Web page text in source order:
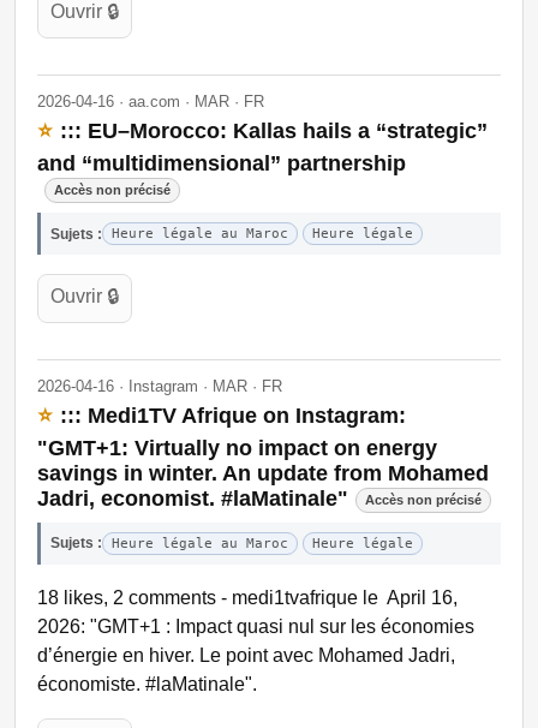
Ouvrir 🔒
2026-04-16 · aa.com · MAR · FR
⭐ ::: EU–Morocco: Kallas hails a “strategic”
and “multidimensional” partnership
Accès non précisé
Sujets : Heure légale au Maroc Heure légale
Ouvrir 🔒
2026-04-16 · Instagram · MAR · FR
⭐ ::: Medi1TV Afrique on Instagram:
"GMT+1: Virtually no impact on energy
savings in winter. An update from Mohamed
Jadri, economist. #laMatinale"
Accès non précisé
Sujets : Heure légale au Maroc Heure légale
18 likes, 2 comments - medi1tvafrique le April 16,
2026: "GMT+1 : Impact quasi nul sur les économies
d’énergie en hiver. Le point avec Mohamed Jadri,
économiste. #laMatinale".